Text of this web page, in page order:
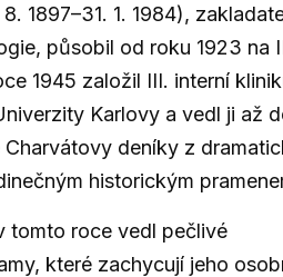
1897–31. 1. 1984),
působil od roku 1923 na
1945 založil III. interní
Karlovy a vedl ji až
Charvátovy deníky z
historickým
tomto roce vedl pečlivé
které zachycují jeho